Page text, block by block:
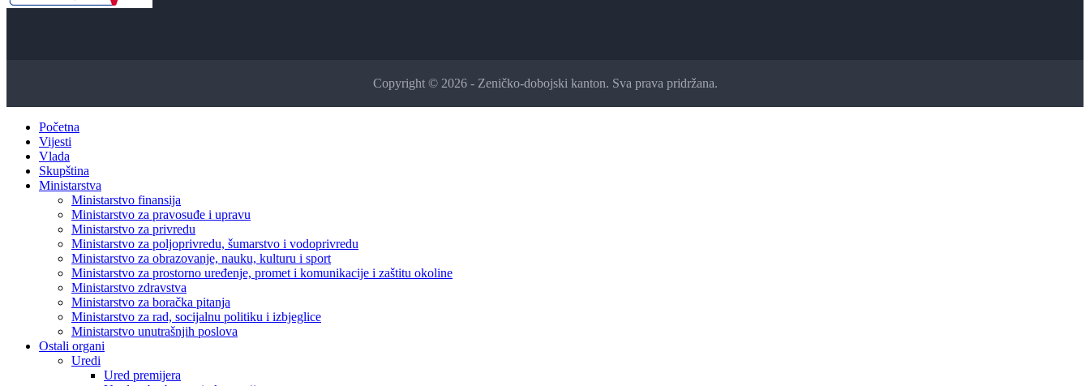
Copyright © 2026 - Zeničko-dobojski kanton. Sva prava pridržana.
Početna
Vijesti
Vlada
Skupština
Ministarstva
Ministarstvo finansija
Ministarstvo za pravosuđe i upravu
Ministarstvo za privredu
Ministarstvo za poljoprivredu, šumarstvo i vodoprivredu
Ministarstvo za obrazovanje, nauku, kulturu i sport
Ministarstvo za prostorno uređenje, promet i komunikacije i zaštitu okoline
Ministarstvo zdravstva
Ministarstvo za boračka pitanja
Ministarstvo za rad, socijalnu politiku i izbjeglice
Ministarstvo unutrašnjih poslova
Ostali organi
Uredi
Ured premijera